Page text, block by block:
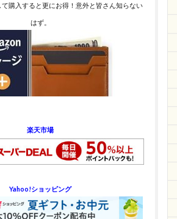
購入すると更にお得！意外と皆さん知らない
はず。
楽天市場
Yahoo!ショッピング